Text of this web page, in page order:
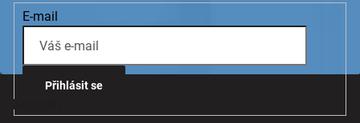
Kontakt
E-mail
Přihlásit se